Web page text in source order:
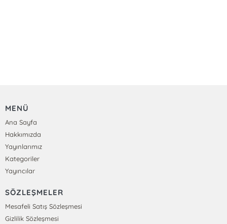
MENÜ
Ana Sayfa
Hakkımızda
Yayınlarımız
Kategoriler
Yayıncılar
SÖZLEŞMELER
Mesafeli Satış Sözleşmesi
Gizlilik Sözleşmesi